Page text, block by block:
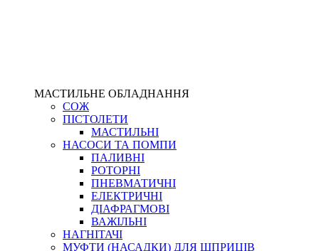
МАСТИЛЬНЕ ОБЛАДНАННЯ
СОЖ
ПІСТОЛЕТИ
МАСТИЛЬНІ
НАСОСИ ТА ПОМПИ
ПАЛИВНІ
РОТОРНІ
ПНЕВМАТИЧНІ
ЕЛЕКТРИЧНІ
ДІАФРАГМОВІ
ВАЖІЛЬНІ
НАГНІТАЧІ
МУФТИ (НАСАДКИ) ДЛЯ ШПРИЦІВ